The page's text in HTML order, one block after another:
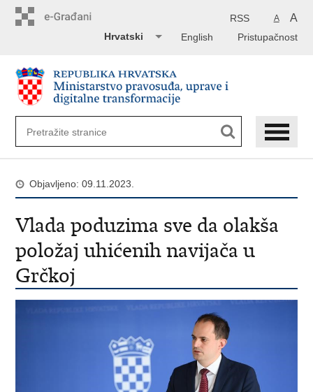
A A
RSS
Pristupačnost
English
Hrvatski
Objavljeno: 09.11.2023.
Vlada poduzima sve da olakša
položaj uhićenih navijača u
Grčkoj